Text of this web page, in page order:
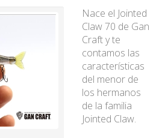
Nace el Jointed
Claw 70 de Gan
Craft y te
contamos las
características
del menor de
los hermanos
de la familia
Jointed Claw.